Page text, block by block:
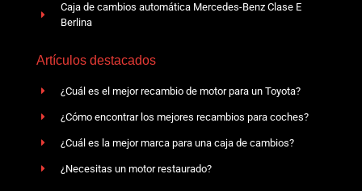
Caja de cambios automática Mercedes-Benz Clase E
Berlina
Artículos destacados
¿Cuál es el mejor recambio de motor para un Toyota?
¿Cómo encontrar los mejores recambios para coches?
¿Cuál es la mejor marca para una caja de cambios?
¿Necesitas un motor restaurado?